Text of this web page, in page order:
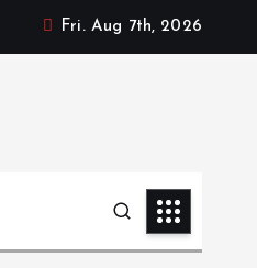
Fri. Aug 7th, 2026